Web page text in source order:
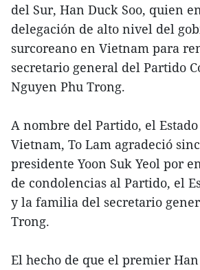
del Sur, Han Duck Soo, quien
delegación de alto nivel del
surcoreano en Vietnam para
secretario general del Partido
Nguyen Phu Trong.
A nombre del Partido, el
Vietnam, To Lam agradeció
presidente Yoon Suk Yeol por
de condolencias al Partido, el
y la familia del secretario
Trong.
El hecho de que el premier